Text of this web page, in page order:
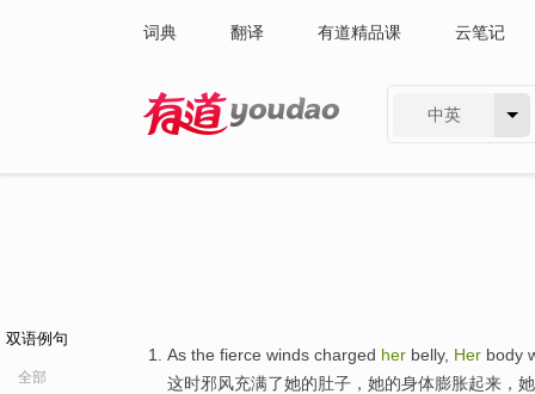
词典 翻译 有道精品课 云笔记
中英
双语例句
全部
As the fierce winds charged her belly, Her body
这时邪风充满了她的肚子，她的身体膨胀起来，